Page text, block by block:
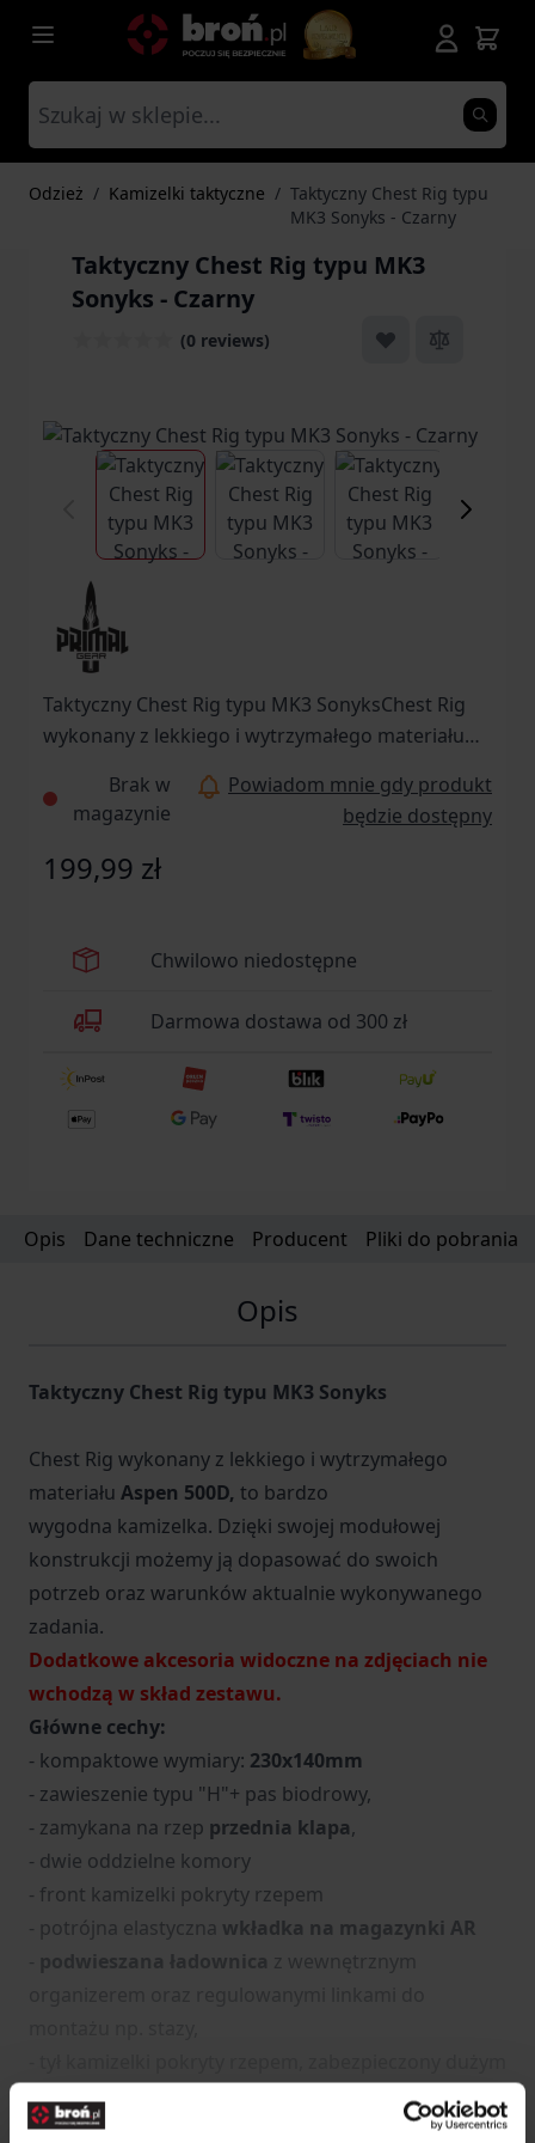
Przejdź do treści
Odzież / Kamizelki taktyczne / Taktyczny Chest Rig typu
MK3 Sonyks - Czarny
Taktyczny Chest Rig typu MK3
Sonyks - Czarny
(0 reviews)
View larger imageView larger imageView larger
Taktyczny Chest Rig typu MK3 SonyksChest Rig
wykonany z lekkiego i wytrzymałego materiału
Dzięki swojej modułowej konstrukcji możemy ją
dopasować do swoich potrzeb oraz warunków
aktualnie wykonywanego zadania.
Brak w
magazynie
Powiadom mnie gdy produkt
będzie dostępny
199,99 zł
Chwilowo niedostępne
Darmowa dostawa od 300 zł
Opis Dane techniczne Producent Pliki do pobrania
Opis
Taktyczny Chest Rig typu MK3 Sonyks
Chest Rig wykonany z lekkiego i wytrzymałego
materiału Aspen 500D, to bardzo
wygodna kamizelka. Dzięki swojej modułowej
konstrukcji możemy ją dopasować do swoich
potrzeb oraz warunków aktualnie wykonywanego
zadania.
Dodatkowe akcesoria widoczne na zdjęciach nie
wchodzą w skład zestawu.
Główne cechy:
- kompaktowe wymiary: 230x140mm
- zawieszenie typu "H"+ pas biodrowy,
- zamykana na rzep przednia klapa,
- dwie oddzielne komory
- front kamizelki pokryty rzepem
- potrójna elastyczna wkładka na magazynki AR
- podwieszana ładownica z wewnętrznym
panelem,
- możliwość montażu do kamizelki w systemie